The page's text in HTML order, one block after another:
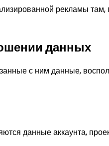
рекламы там,
данных
с ним данные,
данные аккаунта,